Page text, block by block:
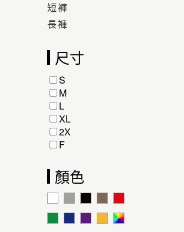
短褲
長褲
尺寸
S
M
L
XL
2X
F
顏色